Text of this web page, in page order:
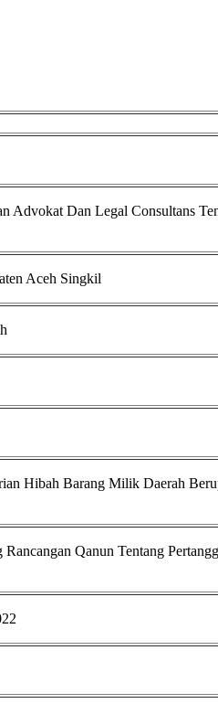
Dan Legal Consultans
Aceh Singkil
Hibah Barang Milik Daerah
Qanun Tentang